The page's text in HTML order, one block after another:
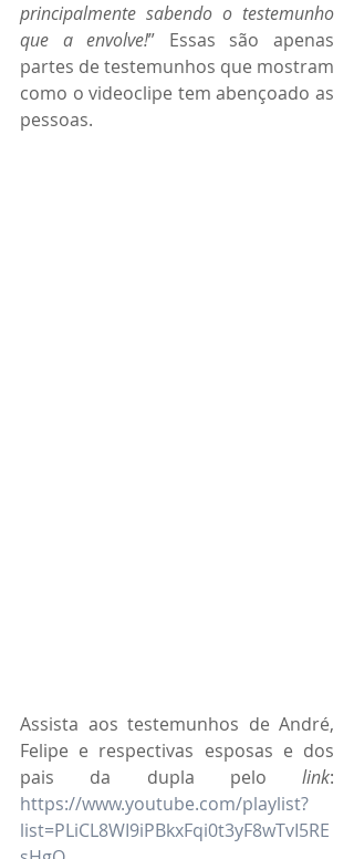
principalmente sabendo o testemunho
que a envolve!” Essas são apenas
partes de testemunhos que mostram
como o videoclipe tem abençoado as
pessoas.
Assista aos testemunhos de André,
Felipe e respectivas esposas e dos
pais da dupla pelo link
https://www.youtube.com/playlist?
list=PLiCL8WI9iPBkxFqi0t3yF8wTvI5RE